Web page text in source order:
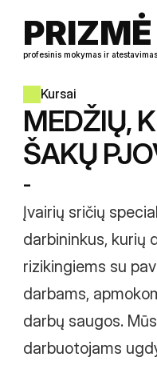
PRIZMĖ
profesinis mokymas ir atestavimas
Kursai
MEDŽIŲ,
ŠAKŲ
-
Įvairių sričių
darbininkus, kurių
rizikingiems su
darbams,
darbų saugos.
darbuotojams